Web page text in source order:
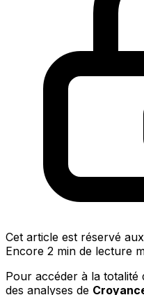
Cet article est réservé
Encore 2 min de lecture
Pour accéder à la totalité
des analyses de